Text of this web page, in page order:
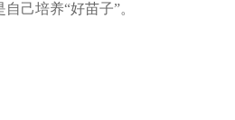
己培养“好苗子”。